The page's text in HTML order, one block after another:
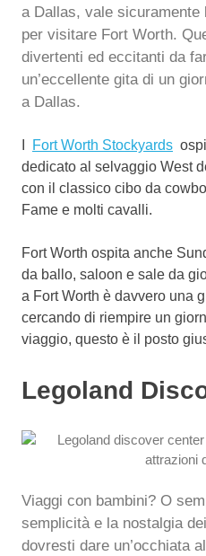
a Dallas, vale sicuramente
per visitare Fort Worth.
divertenti ed eccitanti da
un’eccellente gita di un
a Dallas.
Fort Worth Stockyards
dedicato al selvaggio West
con il classico cibo da
Fame e molti cavalli.
Fort Worth ospita anche
da ballo, saloon e sale da
a Fort Worth è davvero una
cercando di riempire un
viaggio, questo è il posto
Legoland
Viaggi con bambini? O
semplicità e la nostalgia
dovresti dare un’occhiata al